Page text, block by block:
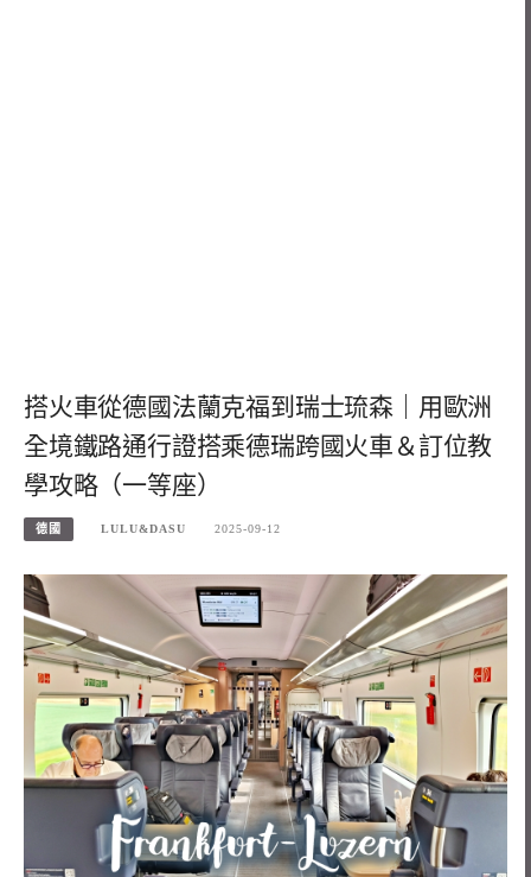
搭火車從德國法蘭克福到瑞士琉森｜用歐洲
全境鐵路通行證搭乘德瑞跨國火車＆訂位教
學攻略（一等座）
德國 LULU&DASU 2025-09-12